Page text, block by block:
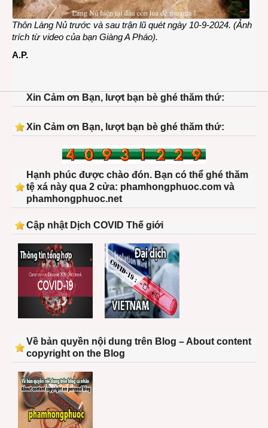
Thôn Làng Nủ trước và sau trận lũ quét ngày 10-9-2024. (Ảnh
trích từ video của bạn Giàng A Pháo).
A.P.
Xin Cảm ơn Bạn, lượt bạn bè ghé thăm thứ:
Xin Cảm ơn Bạn, lượt bạn bè ghé thăm thứ:
Hạnh phúc được chào đón. Bạn có thể ghé thăm
tệ xá này qua 2 cửa: phamhongphuoc.com và
phamhongphuoc.net
Cập nhật Dịch COVID Thế giới
Về bản quyền nội dung trên Blog – About content
copyright on the Blog